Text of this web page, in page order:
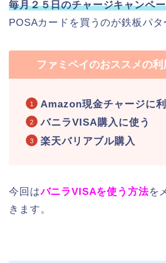
毎月２５日のチャージキャンペ
POSAカードを買うのが鉄板パタ
ファミペイのおススメの
Amazon現金チャージに
バニラVISA購入に使う
楽天バリアブル購入
今回はバニラVISAを使う方法を
きます。